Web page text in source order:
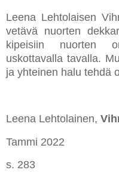
Leena Lehtolaisen
vetävä nuorten
kipeisiin nuorten
uskottavalla tavalla.
ja yhteinen halu tehdä
Leena Lehtolainen,
Tammi 2022
s. 283